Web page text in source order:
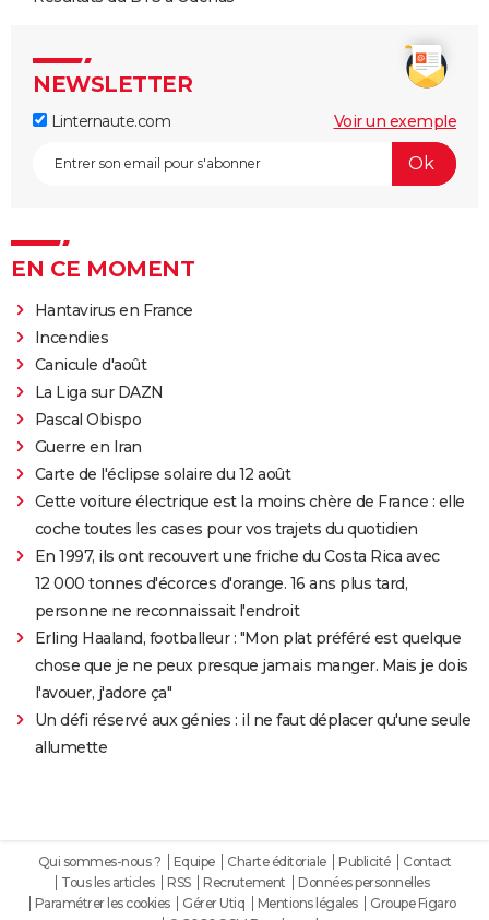
NEWSLETTER
Linternaute.com Voir un exemple
EN CE MOMENT
Hantavirus en France
Incendies
Canicule d'août
La Liga sur DAZN
Pascal Obispo
Guerre en Iran
Carte de l'éclipse solaire du 12 août
Cette voiture électrique est la moins chère de France : elle
coche toutes les cases pour vos trajets du quotidien
En 1997, ils ont recouvert une friche du Costa Rica avec
12 000 tonnes d'écorces d'orange. 16 ans plus tard,
personne ne reconnaissait l'endroit
Erling Haaland, footballeur : "Mon plat préféré est quelque
chose que je ne peux presque jamais manger. Mais je dois
l'avouer, j'adore ça"
Un défi réservé aux génies : il ne faut déplacer qu'une seule
allumette
Qui sommes-nous ? Equipe Charte éditoriale Publicité
Contact
Tous les articles
RSS Recrutement
Données personnelles
Paramétrer les cookies
Gérer Utiq Mentions légales
Groupe Figaro